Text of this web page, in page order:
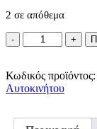
2 σε απόθεμα
holder
windshield
for
Κωδικός προϊόντος:
Αυτοκινήτου